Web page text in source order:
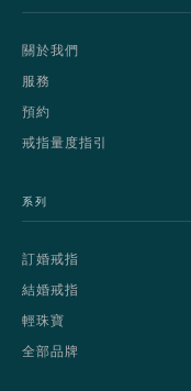
關於我們
服務
預約
戒指量度指引
系列
訂婚戒指
結婚戒指
輕珠寶
全部品牌